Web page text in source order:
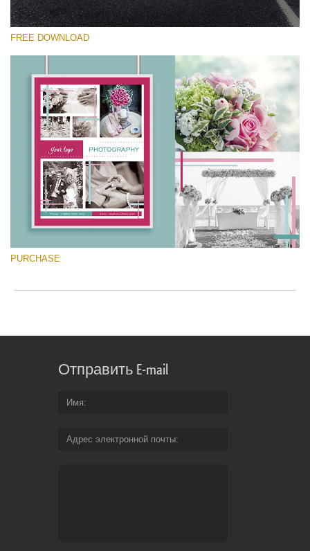
Выберите Вариант
Free Font #8
Marketing Templates Photography
Скачать Бесплатно
FREE DOWNLOAD
PURCHASE
Отправить E-mail
Имя
Адрес электронной почты